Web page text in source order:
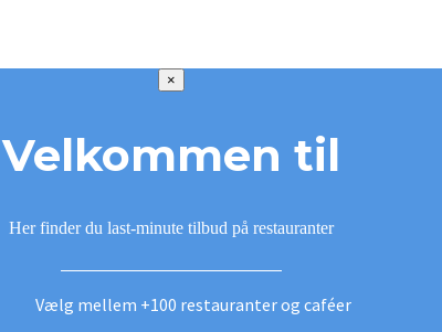
×
Velkommen til
Her finder du last-minute tilbud på restauranter
Vælg mellem +100 restauranter og caféer